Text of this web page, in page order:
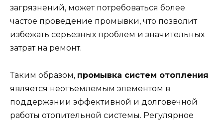
загрязнений, может потребоваться более
частое проведение промывки, что позволит
избежать серьезных проблем и значительных
затрат на ремонт.
Таким образом, промывка систем отопления
является неотъемлемым элементом в
поддержании эффективной и долговечной
работы отопительной системы. Регулярное